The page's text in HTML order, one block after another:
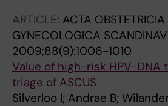
ARTICLE: ACTA OBSTETRICIA
GYNECOLOGICA
2009;88(9):1006-1010
Value of high-risk HPV-DNA
triage of ASCUS
Silverloo I; Andrae B;